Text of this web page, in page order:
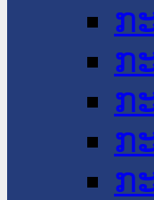
ກ
ກ
ກ
ກ
ກ